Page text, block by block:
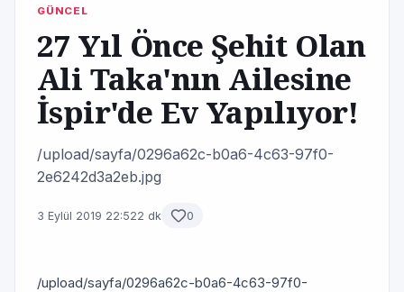
GÜNCEL
27 Yıl Önce Şehit Olan
Ali Taka'nın Ailesine
İspir'de Ev Yapılıyor!
/upload/sayfa/0296a62c-b0a6-4c63-97f0-
2e6242d3a2eb.jpg
3 Eylül 2019 22:522 dk 0
/upload/sayfa/0296a62c-b0a6-4c63-97f0-